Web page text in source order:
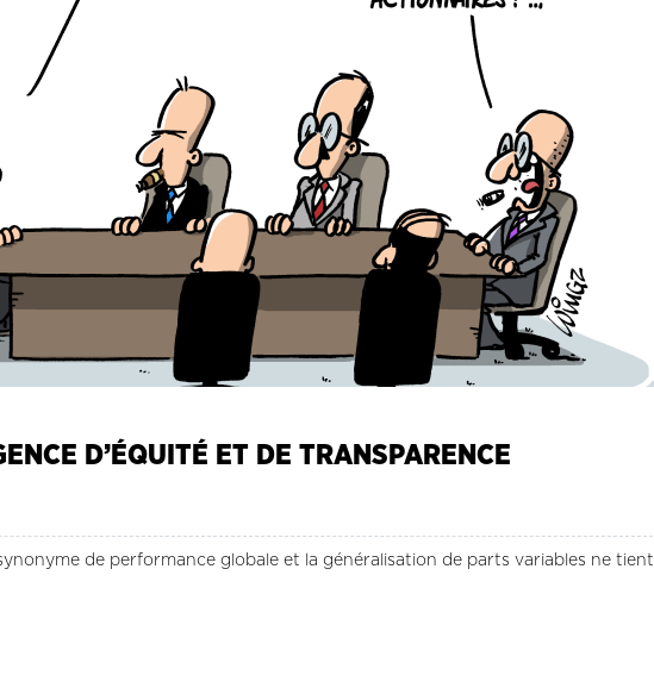
D’ÉQUITÉ ET DE TRANSPARENCE
synonyme de performance globale et la généralisation de parts variables ne tient